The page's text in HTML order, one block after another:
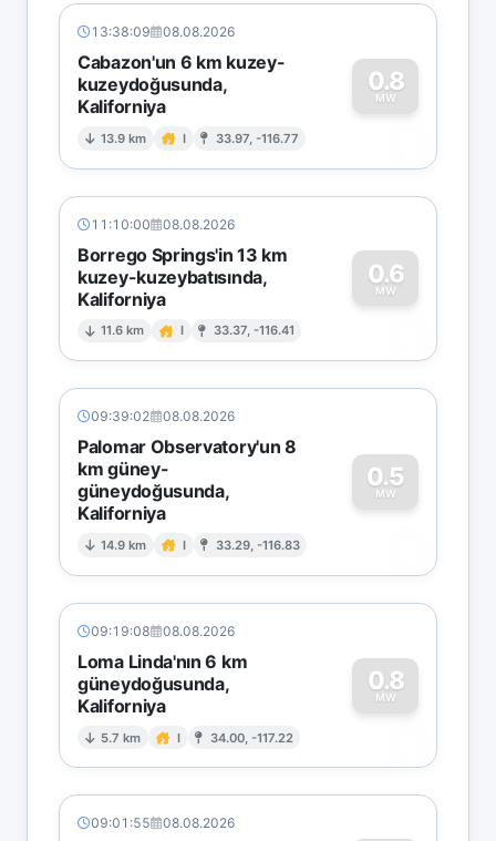
13:38:09 08.08.2026
Cabazon'un 6 km kuzey-
kuzeydoğusunda,
Kaliforniya
13.9 km I 33.97, -116.77
0.8
MW
0
11:10:00 08.08.2026
Borrego Springs'in 13 km
kuzey-kuzeybatısında,
Kaliforniya
11.6 km I 33.37, -116.41
0.6
MW
0
09:39:02 08.08.2026
Palomar Observatory'un 8
km güney-
güneydoğusunda,
Kaliforniya
14.9 km I 33.29, -116.83
0.5
MW
0
09:19:08 08.08.2026
Loma Linda'nın 6 km
güneydoğusunda,
Kaliforniya
5.7 km I 34.00, -117.22
0.8
MW
0
09:01:55 08.08.2026